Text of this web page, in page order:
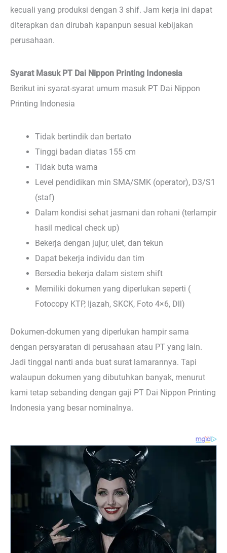
kecuali yang produksi dengan 3 shif. Jam kerja ini dapat
diterapkan dan dirubah kapanpun sesuai kebijakan
perusahaan.
Syarat Masuk PT Dai Nippon Printing Indonesia
Berikut ini syarat-syarat umum masuk PT Dai Nippon
Printing Indonesia
Tidak bertindik dan bertato
Tinggi badan diatas 155 cm
Tidak buta warna
Level pendidikan min SMA/SMK (operator), D3/S1
(staf)
Dalam kondisi sehat jasmani dan rohani (terlampir
hasil medical check up)
Bekerja dengan jujur, ulet, dan tekun
Dapat bekerja individu dan tim
Bersedia bekerja dalam sistem shift
Memiliki dokumen yang diperlukan seperti (
Fotocopy KTP, Ijazah, SKCK, Foto 4×6, Dll)
Dokumen-dokumen yang diperlukan hampir sama
dengan persyaratan di perusahaan atau PT yang lain.
Jadi tinggal nanti anda buat surat lamarannya. Tapi
walaupun dokumen yang dibutuhkan banyak, menurut
kami tetap sebanding dengan gaji PT Dai Nippon Printing
Indonesia yang besar nominalnya.